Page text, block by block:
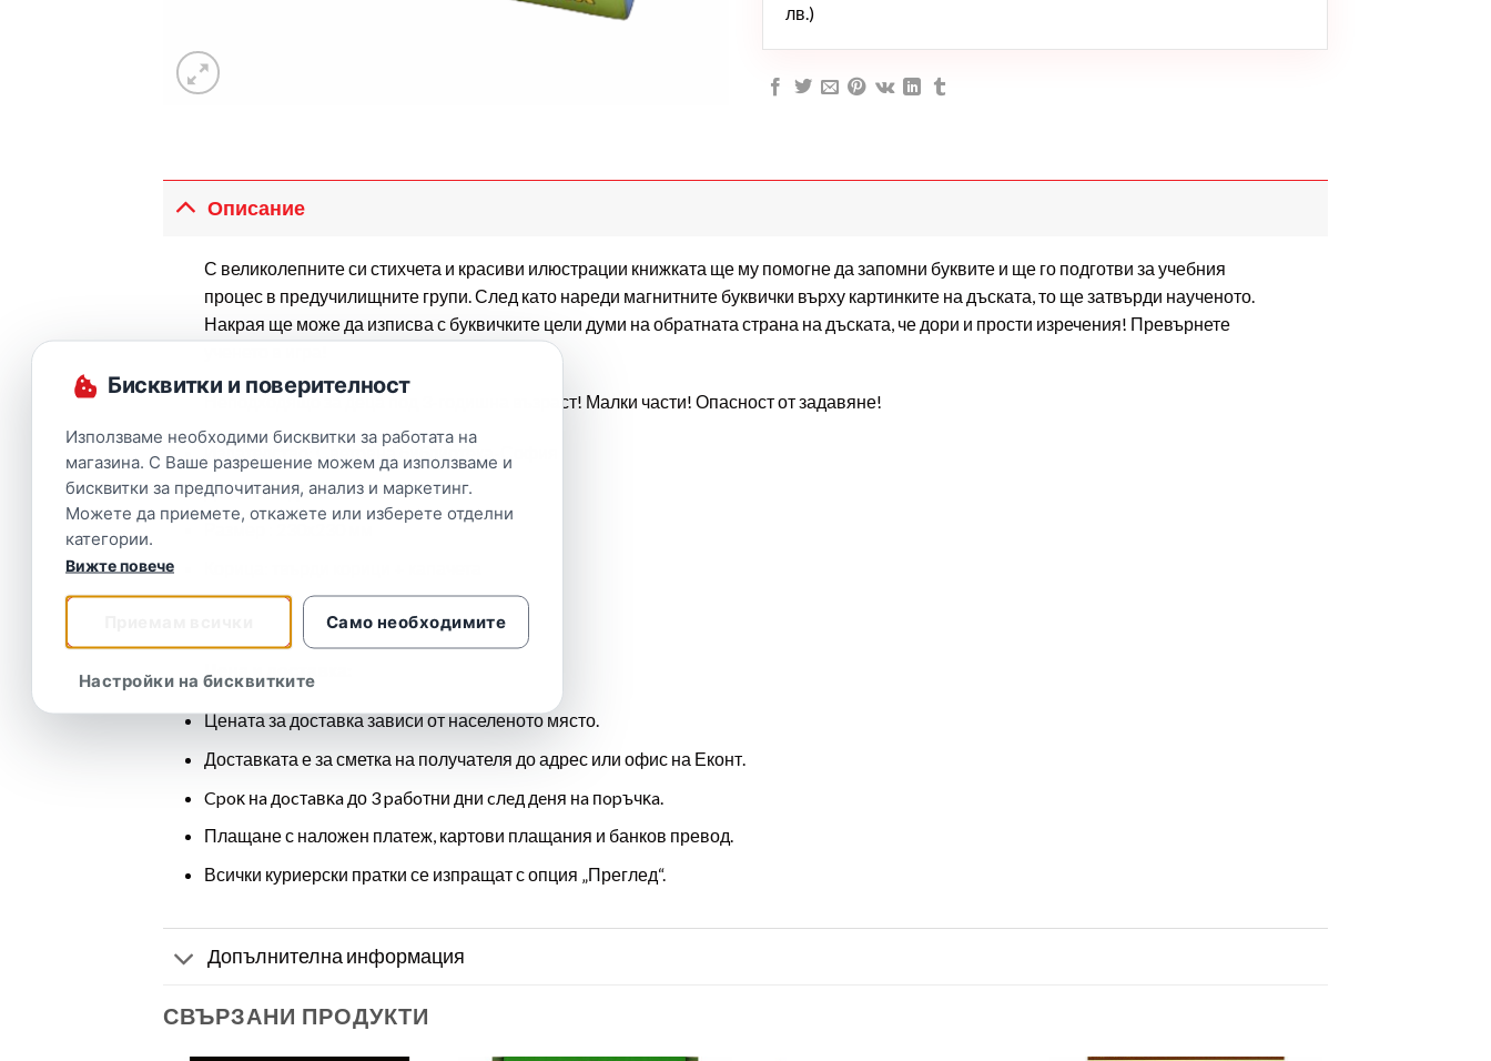
лв.)
Описание
С великолепните си стихчета и красиви илюстрации книжката ще му помогне да запомни буквите и ще го подготви за учебния
процес в предучилищните групи. След като нареди магнитните буквички върху картинките на дъската, то ще затвърди наученото.
Накрая ще може да изписва с буквичките цели думи на обратната страна на дъската, че дори и прости изречения! Превърнете
Неподходящо за деца под 3-годишна възраст! Малки части! Опасност от задавяне!
Издателство
: Световна библиотека-София
Дата на издаване: 2023
Размер : 230х230 мм
Цената за доставка зависи от населеното място.
Доставката е за сметка на получателя до адрес или офис на Еконт.
Cpoĸ нa дocтaвĸa до 3 paбoтни дни cлeд дeня нa пopъчĸa.
Плащане с наложен платеж, картови плащания и банков превод.
Всички куриерски пратки се изпращат с опция „Преглед“.
Допълнителна информация
СВЪРЗАНИ ПРОДУКТИ
Бисквитки и поверителност
Използваме необходими бисквитки за работата на
магазина. С Ваше разрешение можем да използваме и
бисквитки за предпочитания, анализ и маркетинг.
Можете да приемете, откажете или изберете отделни
категории.
Само необходимите
Настройки на бисквитките
Вижте повече